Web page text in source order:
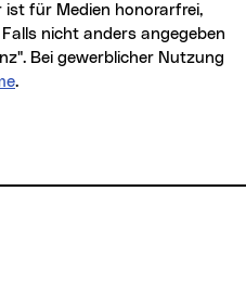
nicht anders angegeben
Bei gewerblicher Nutzung
.